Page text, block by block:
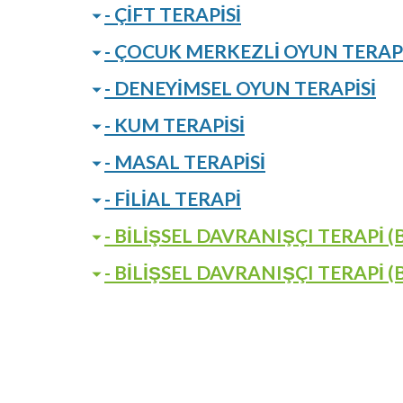
- ÇİFT TERAPİSİ
- ÇOCUK MERKEZLİ OYUN
- DENEYİMSEL OYUN TERAPİSİ
- KUM TERAPİSİ
- MASAL TERAPİSİ
- FİLİAL TERAPİ
- BİLİŞSEL DAVRANIŞÇI TERAPİ
- BİLİŞSEL DAVRANIŞÇI TERAPİ